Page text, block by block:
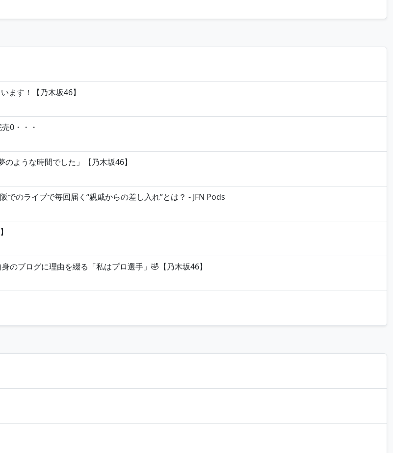
ます！【乃木坂46】
0・・・
ような時間でした」【乃木坂46】
のライブで毎回届く“親戚からの差し入れ”とは？ - JFN Pods
のブログに理由を綴る「私はプロ選手」🤣【乃木坂46】